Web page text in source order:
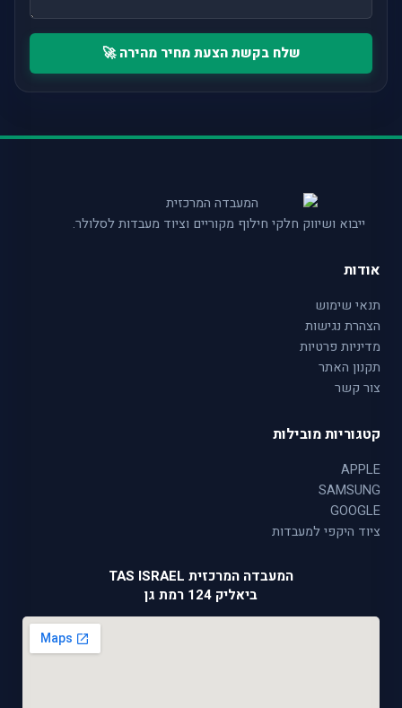
שלח בקשת הצעת מחיר מהירה 🚀
ייבוא ושיווק חלקי חילוף מקוריים וציוד מעבדות לסלולר.
אודות
תנאי שימוש
הצהרת נגישות
מדיניות פרטיות
תקנון האתר
צור קשר
קטגוריות מובילות
APPLE
SAMSUNG
GOOGLE
ציוד היקפי למעבדות
המעבדה המרכזית TAS ISRAEL
ביאליק 124 רמת גן